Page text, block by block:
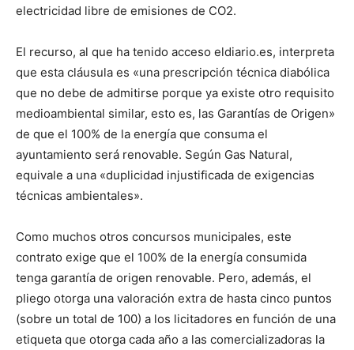
electricidad libre de emisiones de CO2.
El recurso, al que ha tenido acceso eldiario.es, interpreta
que esta cláusula es «una prescripción técnica diabólica
que no debe de admitirse porque ya existe otro requisito
medioambiental similar, esto es, las Garantías de Origen»
de que el 100% de la energía que consuma el
ayuntamiento será renovable. Según Gas Natural,
equivale a una «duplicidad injustificada de exigencias
técnicas ambientales».
Como muchos otros concursos municipales, este
contrato exige que el 100% de la energía consumida
tenga garantía de origen renovable. Pero, además, el
pliego otorga una valoración extra de hasta cinco puntos
(sobre un total de 100) a los licitadores en función de una
etiqueta que otorga cada año a las comercializadoras la